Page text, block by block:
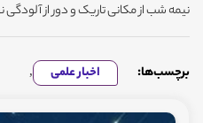
نیمه شب از مکانی تاریک و دور از
برچسب‌ها: اخبار علمی ,